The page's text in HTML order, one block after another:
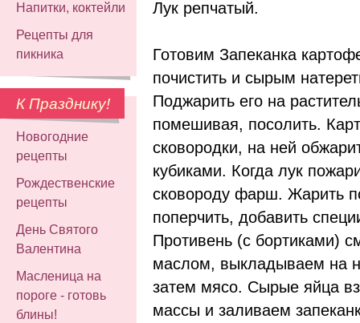
Напитки, коктейли
Рецепты для
пикника
К Празднику!
Новогодние
рецепты
Рождественские
рецепты
День Святого
Валентина
Масленица на
пороге - готовь
блины!
Лук репчатый.
Готовим Запеканка
почистить и сырым
Поджарить его на
помешивая, посолить.
сковородки, на ней
кубиками. Когда лук
сковороду фарш. Жарить
поперчить, добавить
Противень (с бортиками)
маслом, выкладываем на
затем мясо. Сырые яйца
массы и заливаем